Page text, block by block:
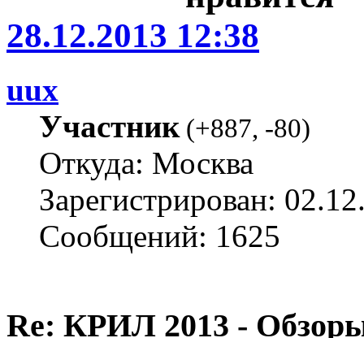
28.12.2013 12:38
uux
Участник(+887, -80)
Откуда: Москва
Зарегистрирован:
Сообщений: 1625
Re: КРИЛ 2013 -